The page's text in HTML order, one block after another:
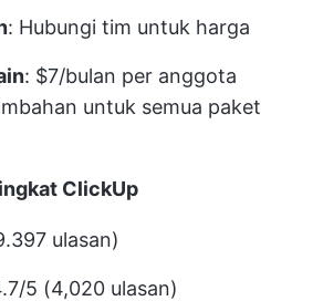
: Hubungi tim untuk harga
: $7/bulan per anggota
untuk semua paket
ClickUp
ulasan)
5 (4,020 ulasan)